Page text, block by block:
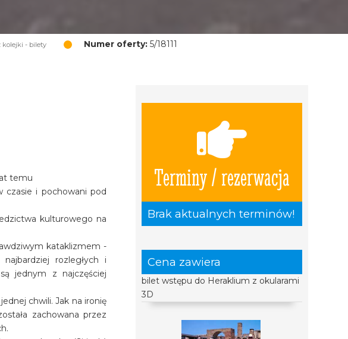
kolejki - bilety Numer oferty:5/18111
Terminy / rezerwacja
Brak aktualnych terminów!
Cena zawiera
bilet wstępu do Heraklium z okularami
3D
temu
czasie i pochowani pod
kulturowego na
kataklizmem -
rozległych i
jednym z najczęściej
chwili. Jak na ironię
zachowana przez